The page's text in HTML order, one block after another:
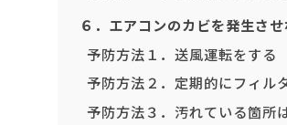
６．エアコンのカビを発生さ
予防方法１．送風運転をする
予防方法２．定期的にフィル
予防方法３．汚れている箇所